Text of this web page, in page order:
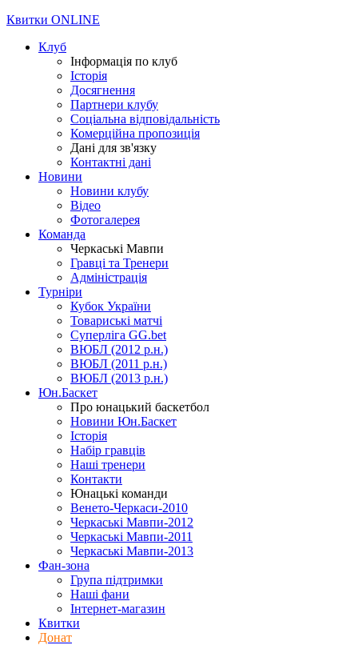
Квитки ONLINE
Клуб
Інформація по клуб
Історія
Досягнення
Партнери клубу
Соціальна відповідальність
Комерційна пропозиція
Дані для зв'язку
Контактні дані
Новини
Новини клубу
Відео
Фотогалерея
Команда
Черкаські Мавпи
Гравці та Тренери
Адміністрація
Турніри
Кубок України
Товариські матчі
Суперліга GG.bet
ВЮБЛ (2012 р.н.)
ВЮБЛ (2011 р.н.)
ВЮБЛ (2013 р.н.)
Юн.Баскет
Про юнацький баскетбол
Новини Юн.Баскет
Історія
Набір гравців
Наші тренери
Контакти
Юнацькі команди
Венето-Черкаси-2010
Черкаські Мавпи-2012
Черкаські Мавпи-2011
Черкаські Мавпи-2013
Фан-зона
Група підтримки
Наші фани
Інтернет-магазин
Квитки
Донат